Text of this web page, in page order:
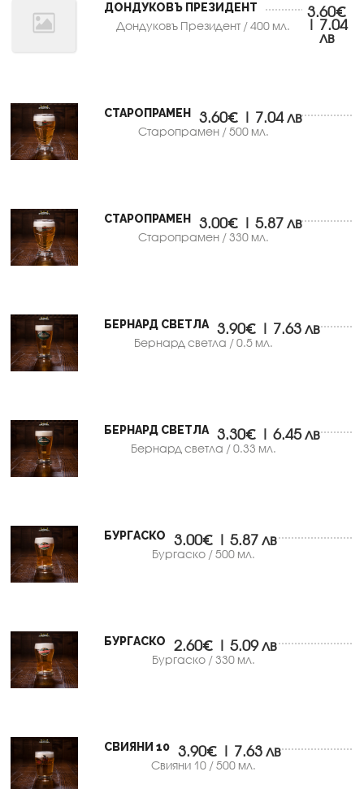
ДОНДУКОВЪ ПРЕЗИДЕНТ
Дондуковъ Президент / 400 мл.
3.60€
| 7.04
лв
СТАРОПРАМЕН
Старопрамен / 500 мл.
3.60€ | 7.04 лв
СТАРОПРАМЕН
Старопрамен / 330 мл.
3.00€ | 5.87 лв
БЕРНАРД СВЕТЛА
Бернард светла / 0.5 мл.
3.90€ | 7.63 лв
БЕРНАРД СВЕТЛА
Бернард светла / 0.33 мл.
3.30€ | 6.45 лв
БУРГАСКО
Бургаско / 500 мл.
3.00€ | 5.87 лв
БУРГАСКО
Бургаско / 330 мл.
2.60€ | 5.09 лв
СВИЯНИ 10
Свияни 10 / 500 мл.
3.90€ | 7.63 лв